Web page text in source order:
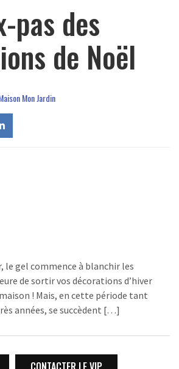
pas des
de Noël
Mon Jardin
le gel commence à blanchir les
de sortir vos décorations d’hiver
! Mais, en cette période tant
années, se succèdent […]